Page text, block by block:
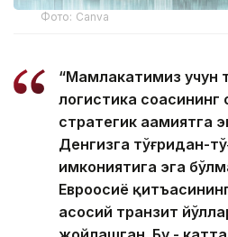
Фото: Canva
“Мамлакатимиз учун
логистика
стратегик аҳамиятга
Денгизга тўғридан-
имкониятига эга
Евроосиё
асосий транзит